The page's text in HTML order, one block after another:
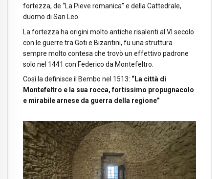
fortezza, de “La Pieve romanica” e della Cattedrale,
duomo di San Leo.
La fortezza ha origini molto antiche risalenti al VI secolo
con le guerre tra Goti e Bizantini, fu una struttura
sempre molto contesa che trovò un effettivo padrone
solo nel 1441 con Federico da Montefeltro.
Così la definisce il Bembo nel 1513: “La città di
Montefeltro e la sua rocca, fortissimo propugnacolo
e mirabile arnese da guerra della regione”